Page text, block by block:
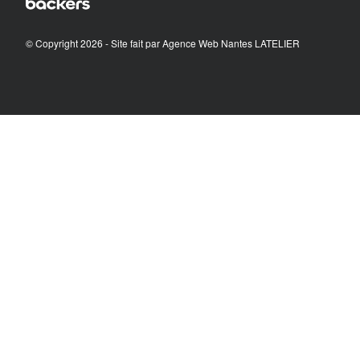
© Copyright 2026 - Site fait parAgence Web Nantes LATELIER